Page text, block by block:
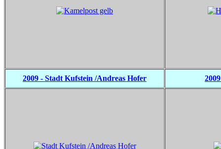
2009 - Stadt Kufstein /Andreas Hofer